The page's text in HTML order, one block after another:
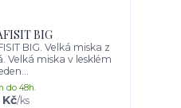
BIG
BIG. Velká miska z
Velká miska v lesklém
/ks
do 48h.